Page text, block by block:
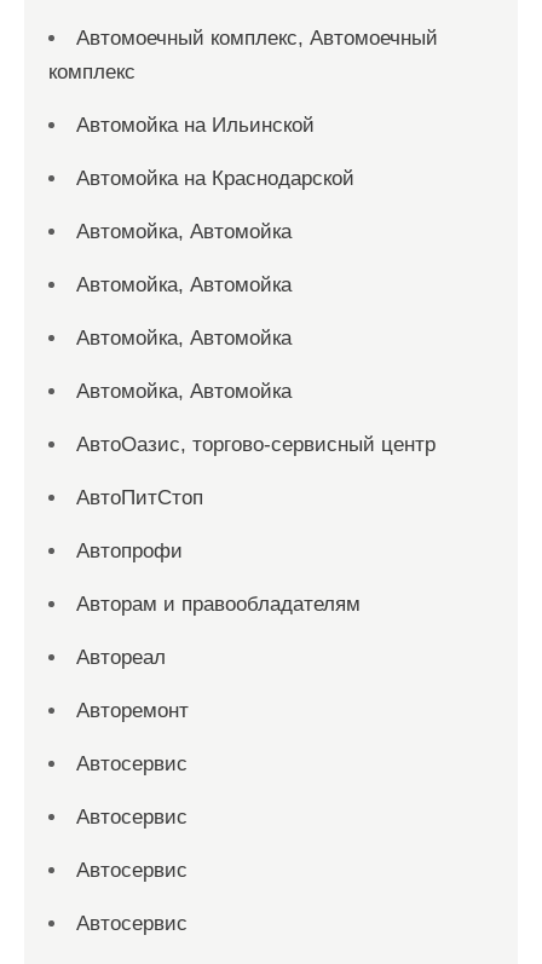
Автомоечный комплекс, Автомоечный
комплекс
Автомойка на Ильинской
Автомойка на Краснодарской
Автомойка, Автомойка
Автомойка, Автомойка
Автомойка, Автомойка
Автомойка, Автомойка
АвтоОазис, торгово-сервисный центр
АвтоПитСтоп
Автопрофи
Авторам и правообладателям
Автореал
Авторемонт
Автосервис
Автосервис
Автосервис
Автосервис